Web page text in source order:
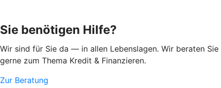
Sie benötigen Hilfe?
Wir sind für Sie da — in allen Lebenslagen. Wir beraten Sie
gerne zum Thema Kredit & Finanzieren.
Zur Beratung